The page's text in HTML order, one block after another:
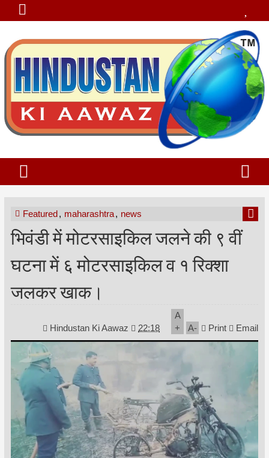
Featured, maharashtra, news
भिवंडी में मोटरसाइकिल जलने की ९ वीं
घटना में ६ मोटरसाइकिल व १ रिक्शा
जलकर खाक।
Hindustan Ki Aawaz 22:18
A
+
A- Print Email